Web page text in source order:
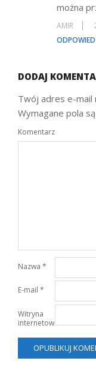
można
AMIR
DODAJ
Twój adres e-mail
Wymagane pola
Komentarz
Nazwa *
E-mail *
Witryna
internetowa